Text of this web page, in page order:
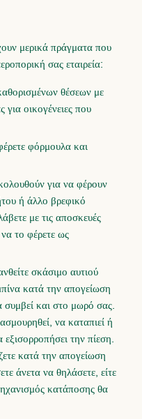
μερικά πράγματα που
σας εταιρεία:
θέσεων με
για οικογένειες που
φόρμουλα και
για να φέρουν
ή άλλο βρεφικό
με τις αποσκευές
το φέρετε ως
σκάσιμο αυτιού
κατά την απογείωση
συμβεί και στο μωρό σας.
να καταπιεί ή
την πίεση.
κατά την απογείωση
άνετα να θηλάσετε, είτε
κατάποσης θα